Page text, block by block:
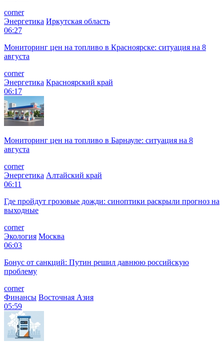
corner
Энергетика Иркутская область
06:27
Мониторинг цен на топливо в Красноярске: ситуация на 8
августа
corner
Энергетика Красноярский край
06:17
Мониторинг цен на топливо в Барнауле: ситуация на 8
августа
corner
Энергетика Алтайский край
06:11
Где пройдут грозовые дожди: синоптики раскрыли прогноз на
выходные
corner
Экология Москва
06:03
Бонус от санкций: Путин решил давнюю российскую
проблему
corner
Финансы Восточная Азия
05:59